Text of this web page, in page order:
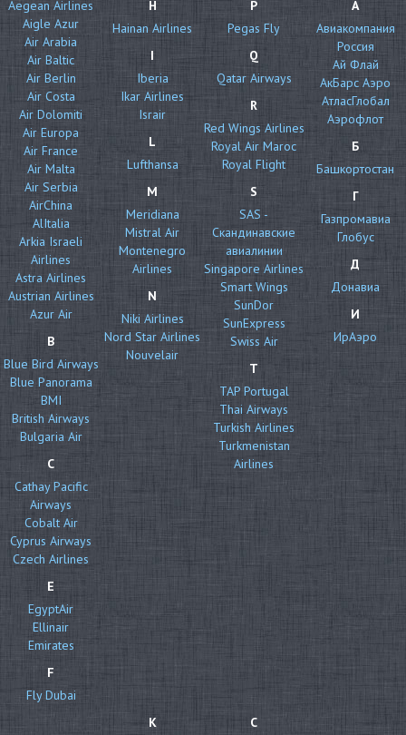
Aegean Airlines
Aigle Azur
Air Arabia
Air Baltic
Air Berlin
Air Costa
Air Dolomiti
Air Europa
Air France
Air Malta
Air Serbia
AirChina
AlItalia
Arkia Israeli
Airlines
Astra Airlines
Austrian Airlines
Azur Air
B
Blue Bird Airways
Blue Panorama
BMI
British Airways
Bulgaria Air
C
Cathay Pacific
Airways
Cobalt Air
Cyprus Airways
Czech Airlines
E
EgyptAir
Ellinair
Emirates
F
Fly Dubai
H
Hainan Airlines
I
Iberia
Ikar Airlines
Israir
L
Lufthansa
M
Meridiana
Mistral Air
Montenegro
Airlines
N
Niki Airlines
Nord Star Airlines
Nouvelair
P
Pegas Fly
Q
Qatar Airways
R
Red Wings Airlines
Royal Air Maroc
Royal Flight
S
SAS -
Скандинавские
авиалинии
Singapore Airlines
Smart Wings
SunDor
SunExpress
Swiss Air
T
TAP Portugal
Thai Airways
Turkish Airlines
Turkmenistan
Airlines
А
Авиакомпания
Россия
Ай Флай
АкБарс Аэро
АтласГлобал
Аэрофлот
Б
Башкортостан
Г
Газпромавиа
Глобус
Д
Донавиа
И
ИрАэро
К
С